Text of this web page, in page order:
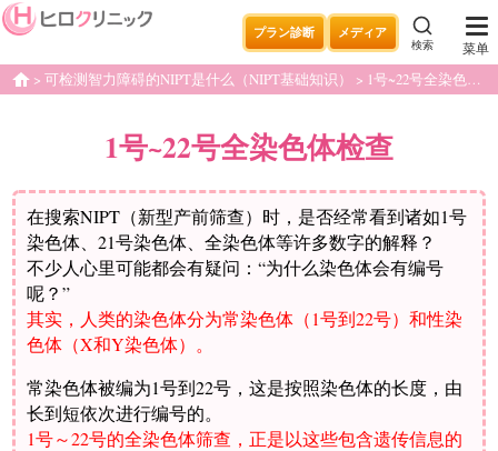
プラン診断 メディア
検索 菜单
home可检测智力障碍的NIPT是什么（NIPT基础知识） 1号~22号全染色体检查
1号~22号全染色体检查
在搜索NIPT（新型产前筛查）时，是否经常看到诸如1号
染色体、21号染色体、全染色体等许多数字的解释？
不少人心里可能都会有疑问：“为什么染色体会有编号
呢？”
其实，人类的染色体分为常染色体（1号到22号）和性染
色体（X和Y染色体）。
常染色体被编为1号到22号，这是按照染色体的长度，由
长到短依次进行编号的。
1号～22号的全染色体筛查，正是以这些包含遗传信息的